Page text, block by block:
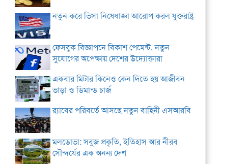
নতুন করে ভিসা নিষেধাজ্ঞা আরোপ করল যুক্তরাষ্ট্র
ফেসবুক বিজ্ঞাপনে বিকাশ পেমেন্ট, নতুন
সুযোগের অপেক্ষায় দেশের উদ্যোক্তারা
একবার মিটার কিনেও কেন দিতে হয় আজীবন
ভাড়া ও ডিমান্ড চার্জ
র‌্যাবের পরিবর্তে আসছে নতুন বাহিনী এসআরবি
মলডোভা: সবুজ প্রকৃতি, ইতিহাস আর নীরব
সৌন্দর্যের এক অনন্য দেশ